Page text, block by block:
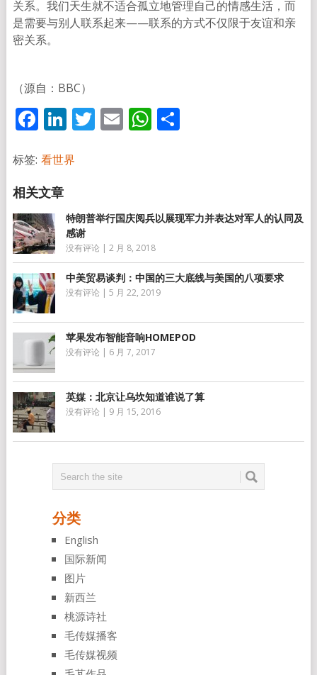
关系。我们天生就不适合孤立地管理自己的情感生活，而
是需要与别人联系起来——联系的方式不仅限于友谊和亲
密关系。
（源自：BBC）
Facebook
LinkedIn
Twitter
EmailWhatsApp
分
标签: 看世界
特朗普举行国庆阅兵以展现军力并表达对军人的认同及
感谢
没有评论 2 月 8, 2018
中美贸易谈判：中国的三大底线与美国的八项要求
没有评论 5 月 22, 2019
苹果发布智能音响HOMEPOD
没有评论 6 月 7, 2017
英媒：北京让乌坎知道谁说了算
没有评论 9 月 15, 2016
分类
English
国际新闻
图片
新西兰
桃源诗社
毛传媒播客
毛传媒视频